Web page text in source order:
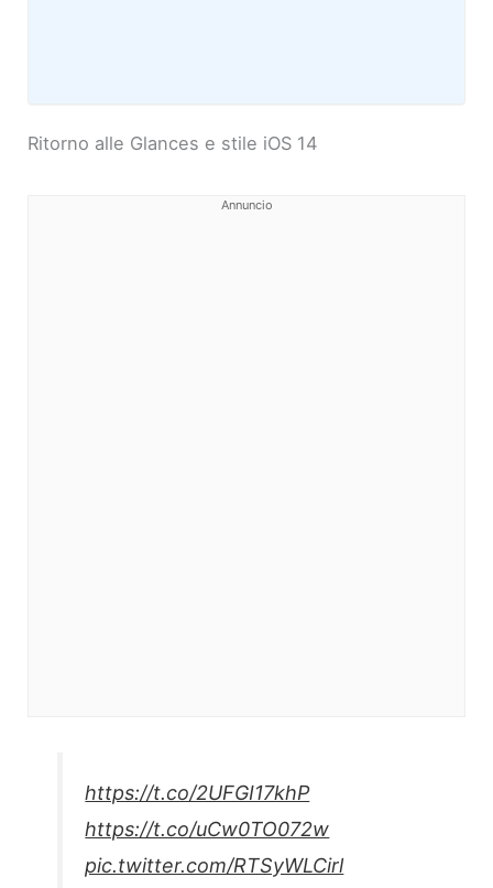
Ritorno alle Glances e stile iOS 14
Annuncio
https://t.co/2UFGI17khP
https://t.co/uCw0TO072w
pic.twitter.com/RTSyWLCirl